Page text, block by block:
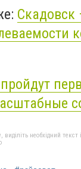
Скадовск
необхідний текст